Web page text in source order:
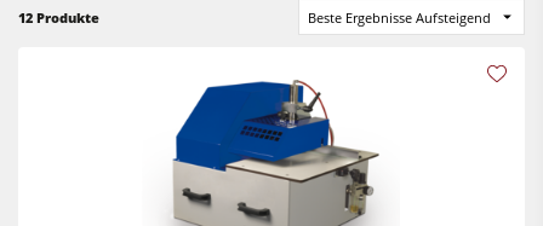
Hobelmaschinen
Fräsmaschinen
Kreissäge-Fräsmaschinen
Kreissägen und Formatkreissägen
Hobelmaschinen
12 Produkte Beste Ergebnisse Aufsteigend